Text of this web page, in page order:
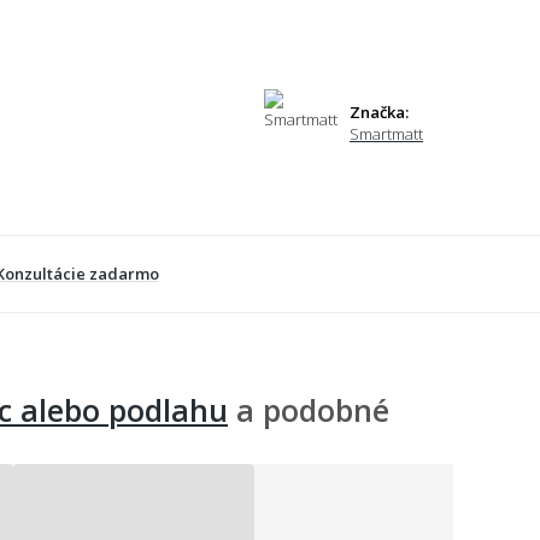
Značka:
Smartmatt
zadarmo
alebo podlahu a podobné